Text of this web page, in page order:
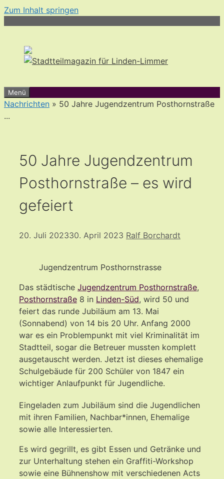
Zum Inhalt springen
Menü
Nachrichten » 50 Jahre Jugendzentrum Posthornstraße
...
50 Jahre Jugendzentrum
Posthornstraße – es wird
gefeiert
20. Juli 202330. April 2023 Ralf Borchardt
Jugendzentrum Posthornstrasse
Das städtische Jugendzentrum Posthornstraße,
Posthornstraße 8 in Linden-Süd, wird 50 und
feiert das runde Jubiläum am 13. Mai
(Sonnabend) von 14 bis 20 Uhr. Anfang 2000
war es ein Problempunkt mit viel Kriminalität im
Stadtteil, sogar die Betreuer mussten komplett
ausgetauscht werden. Jetzt ist dieses ehemalige
Schulgebäude für 200 Schüler von 1847 ein
wichtiger Anlaufpunkt für Jugendliche.
Eingeladen zum Jubiläum sind die Jugendlichen
mit ihren Familien, Nachbar*innen, Ehemalige
sowie alle Interessierten.
Es wird gegrillt, es gibt Essen und Getränke und
zur Unterhaltung stehen ein Graffiti-Workshop
sowie eine Bühnenshow mit verschiedenen Acts